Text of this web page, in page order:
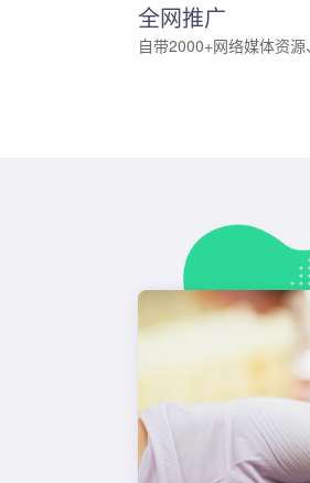
全网推广
自带2000+网络媒体资